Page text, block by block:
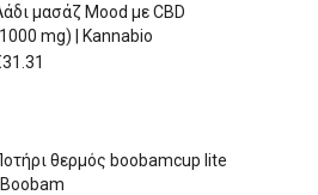
μασάζ Mood με CBD
mg) | Kannabio
31.31
θερμός boobamcup lite
| Boobam